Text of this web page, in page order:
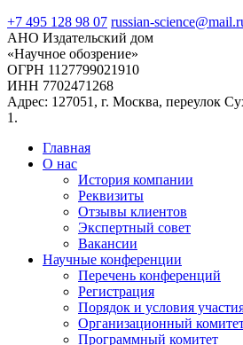
+7 495 128 98 07 russian-
АНО Издательский дом
«Научное обозрение»
ОГРН 1127799021910
ИНН 7702471268
Адрес: 127051, г. Москва, переулок
1.
Главная
О нас
История компании
Реквизиты
Отзывы клиентов
Экспертный совет
Вакансии
Научные конференции
Перечень конференций
Регистрация
Порядок и условия
Организационный
Программный комитет